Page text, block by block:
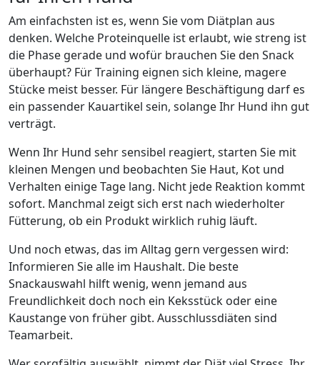
Am einfachsten ist es, wenn Sie vom Diätplan aus
denken. Welche Proteinquelle ist erlaubt, wie streng ist
die Phase gerade und wofür brauchen Sie den Snack
überhaupt? Für Training eignen sich kleine, magere
Stücke meist besser. Für längere Beschäftigung darf es
ein passender Kauartikel sein, solange Ihr Hund ihn gut
verträgt.
Wenn Ihr Hund sehr sensibel reagiert, starten Sie mit
kleinen Mengen und beobachten Sie Haut, Kot und
Verhalten einige Tage lang. Nicht jede Reaktion kommt
sofort. Manchmal zeigt sich erst nach wiederholter
Fütterung, ob ein Produkt wirklich ruhig läuft.
Und noch etwas, das im Alltag gern vergessen wird:
Informieren Sie alle im Haushalt. Die beste
Snackauswahl hilft wenig, wenn jemand aus
Freundlichkeit doch noch ein Keksstück oder eine
Kaustange von früher gibt. Ausschlussdiäten sind
Teamarbeit.